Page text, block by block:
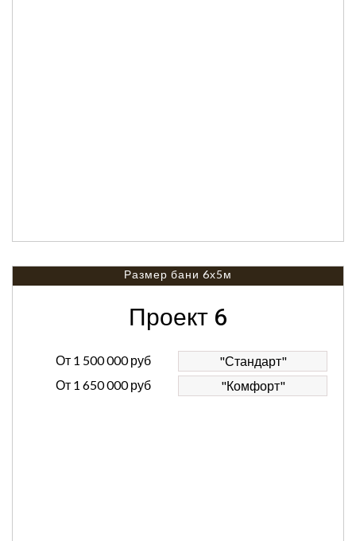
Размер бани 6х5м
Проект 6
От 1 500 000 руб
"Стандарт"
От 1 650 000 руб "Комфорт"